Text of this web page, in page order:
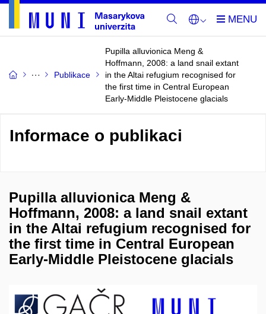
Publikace
Pupilla alluvionica Meng &
Hoffmann, 2008: a land snail extant
in the Altai refugium recognised for
the first time in Central European
Early-Middle Pleistocene glacials
Informace o publikaci
Pupilla alluvionica Meng &
Hoffmann, 2008: a land snail extant
in the Altai refugium recognised for
the first time in Central European
Early-Middle Pleistocene glacials